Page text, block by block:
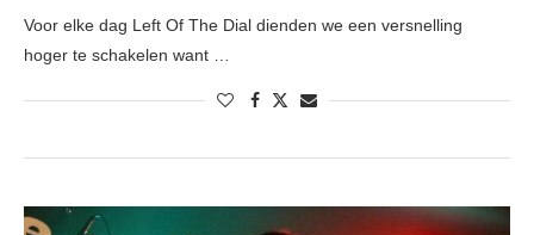
Voor elke dag Left Of The Dial dienden we een versnelling
hoger te schakelen want …